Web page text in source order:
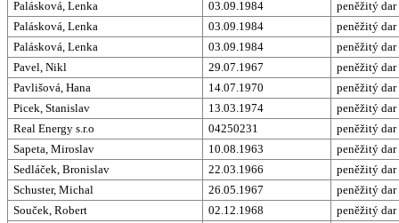
Palásková, Lenka
03.09.1984
peněžitý dar
Palásková, Lenka
03.09.1984
peněžitý dar
Palásková, Lenka
03.09.1984
peněžitý dar
Pavel, Nikl
29.07.1967
peněžitý
Pavlišová, Hana
14.07.1970
peněžitý
Picek, Stanislav
13.03.1974
peněžitý
Real Energy s.r.o
04250231
peněžitý
Sapeta, Miroslav
10.08.1963
peněžitý
Sedláček, Bronislav
22.03.1966
peněžitý
Schuster, Michal
26.05.1967
peněžitý
Souček, Robert
02.12.1968
peněžitý